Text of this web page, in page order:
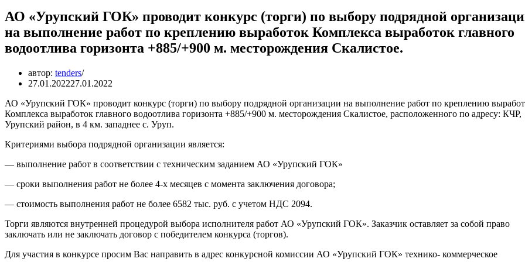
АО «Урупский ГОК» проводит конкурс (торги) по выбору подрядной
на выполнение работ по креплению выработок Комплекса выработок главного
водоотлива горизонта +885/+900 м. месторождения Скалистое.
автор: tenders
27.01.202227.01.2022
АО «Урупский ГОК» проводит конкурс (торги) по выбору подрядной организации на выполнение работ по креплению
Комплекса выработок главного водоотлива горизонта +885/+900 м. месторождения Скалистое, расположенного по адресу: КЧР,
Урупский район, в 4 км. западнее с. Уруп.
Критериями выбора подрядной организации является:
— выполнение работ в соответствии с техническим заданием АО «Урупский ГОК»
— сроки выполнения работ не более 4-х месяцев с момента заключения договора;
— стоимость выполнения работ не более 6582 тыс. руб. с учетом НДС 2094.
Торги являются внутренней процедурой выбора исполнителя работ АО «Урупский ГОК». Заказчик оставляет за собой право
заключать или не заключать договор с победителем конкурса (торгов).
Для участия в конкурсе просим Вас направить в адрес конкурсной комиссии АО «Урупский ГОК» технико- коммерческое